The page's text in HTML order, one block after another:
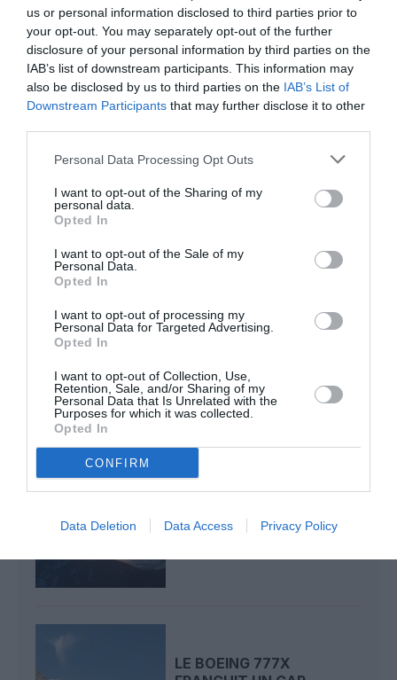
us or personal information disclosed to third parties prior to
your opt-out. You may separately opt-out of the further
disclosure of your personal information by third parties on the
IAB’s list of downstream participants. This information may
also be disclosed by us to third parties on the IAB’s List of
Downstream Participants that may further disclose it to other
Personal Data Processing Opt Outs
I want to opt-out of the Sharing of my
personal data.
Opted In
I want to opt-out of the Sale of my
Personal Data.
Opted In
I want to opt-out of processing my
Personal Data for Targeted Advertising.
Opted In
I want to opt-out of Collection, Use,
Retention, Sale, and/or Sharing of my
Personal Data that Is Unrelated with the
Purposes for which it was collected.
Opted In
CONFIRM
Data Deletion Data Access Privacy Policy
diplomatique
François Martya commenté l'article :
Fiabilité du COMAC C919 : des anomalies signalées
boeing Qatar airways
LIRE AUSSI
RISQUE DE FISSURES :
737 MAX DANS LE...
BOEING 737 MAX 7 : LA
LE BOEING 777X